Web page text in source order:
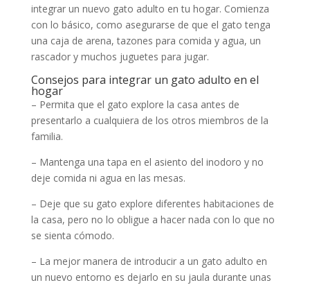
integrar un nuevo gato adulto en tu hogar. Comienza
con lo básico, como asegurarse de que el gato tenga
una caja de arena, tazones para comida y agua, un
rascador y muchos juguetes para jugar.
Consejos para integrar un gato adulto en el
hogar
– Permita que el gato explore la casa antes de
presentarlo a cualquiera de los otros miembros de la
familia.
– Mantenga una tapa en el asiento del inodoro y no
deje comida ni agua en las mesas.
– Deje que su gato explore diferentes habitaciones de
la casa, pero no lo obligue a hacer nada con lo que no
se sienta cómodo.
– La mejor manera de introducir a un gato adulto en
un nuevo entorno es dejarlo en su jaula durante unas